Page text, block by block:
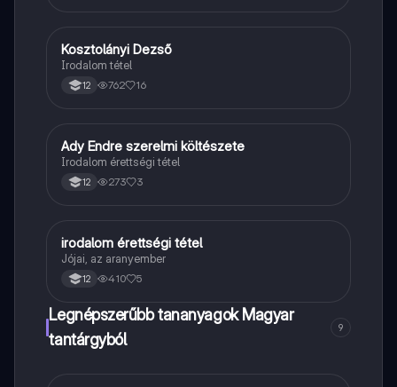
Magyar
Kosztolányi Dezső
Irodalom tétel
12 762 16
Magyar
Ady Endre szerelmi költészete
Irodalom érettségi tétel
12 273 3
Magyar
irodalom érettségi tétel
Jójai, az aranyember
12 410 5
Legnépszerűbb tananyagok Magyar
tantárgyból
9